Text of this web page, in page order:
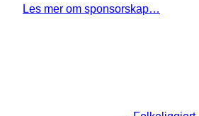
Les mer om sponsorskap…